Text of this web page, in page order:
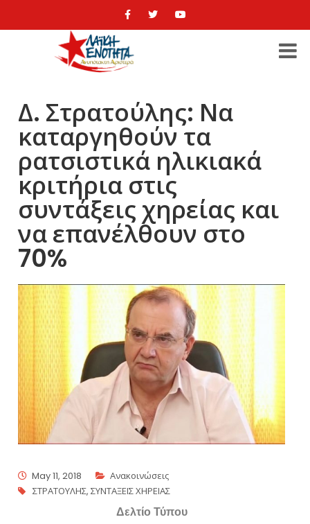
Δ. Στρατούλης: Να
καταργηθούν τα
ρατσιστικά ηλικιακά
κριτήρια στις
συντάξεις χηρείας και
να επανέλθουν στο
70%
May 11, 2018
Ανακοινώσεις
ΣΤΡΑΤΟΥΛΗΣ,ΣΥΝΤΑΞΕΙΣ ΧΗΡΕΙΑΣ
Δελτίο Τύπου